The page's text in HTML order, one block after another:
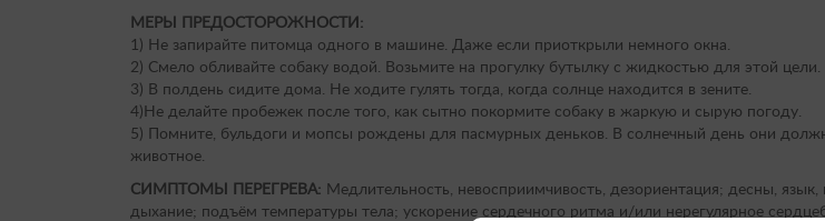
МЕРЫ ПРЕДОСТОРОЖНОСТИ:
1) Не запирайте питомца одного в машине. Даже если приоткрыли немного окна.
2) Смело обливайте собаку водой. Возьмите на прогулку бутылку с жидкостью для этой цели.
3) В полдень сидите дома. Не ходите гулять тогда, когда солнце находится в зените.
4)Не делайте пробежек после того, как сытно покормите собаку в жаркую и сырую погоду.
5) Помните, бульдоги и мопсы рождены для пасмурных деньков. В солнечный день они
животное.
СИМПТОМЫ ПЕРЕГРЕВА: Медлительность, невосприимчивость, дезориентация; десны,
дыхание; подъём температуры тела; ускорение сердечного ритма и/или нерегулярное